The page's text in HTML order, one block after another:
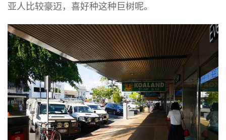
亚人比较豪迈，喜好种这种巨树呢。